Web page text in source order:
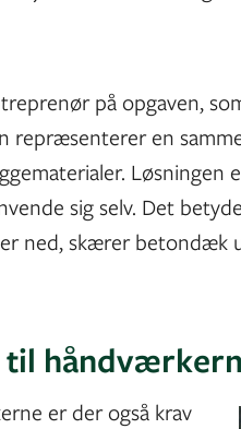
på opgaven,
repræsenterer en
sig selv. Det
ned, skærer
er der også krav